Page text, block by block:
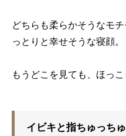
どちらも柔らかそうなモ
っとりと幸せそうな寝顔。
もうどこを見ても、ほっ
イビキと指ちゅっち